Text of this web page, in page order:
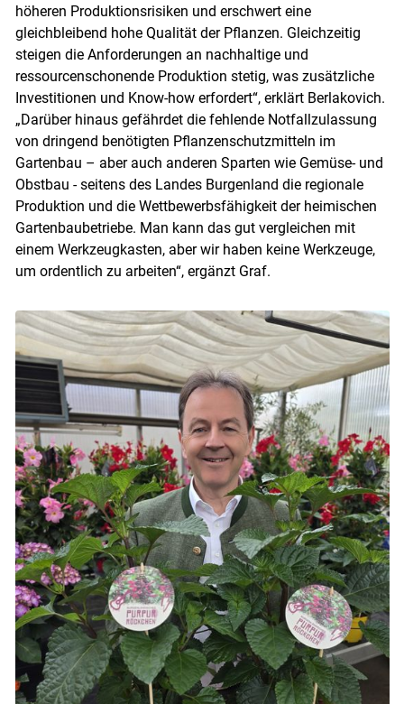
höheren Produktionsrisiken und erschwert eine
gleichbleibend hohe Qualität der Pflanzen. Gleichzeitig
steigen die Anforderungen an nachhaltige und
ressourcenschonende Produktion stetig, was zusätzliche
Investitionen und Know-how erfordert“, erklärt Berlakovich.
„Darüber hinaus gefährdet die fehlende Notfallzulassung
von dringend benötigten Pflanzenschutzmitteln im
Gartenbau – aber auch anderen Sparten wie Gemüse- und
Obstbau - seitens des Landes Burgenland die regionale
Produktion und die Wettbewerbsfähigkeit der heimischen
Gartenbaubetriebe. Man kann das gut vergleichen mit
einem Werkzeugkasten, aber wir haben keine Werkzeuge,
um ordentlich zu arbeiten“, ergänzt Graf.